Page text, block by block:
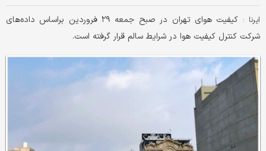
ایرنا :
کیفیت هوای تهران در صبح جمعه ۲۹ فروردین براساس داده‌های
شرکت کنترل کیفیت هوا در شرایط سالم قرار گرفته است.